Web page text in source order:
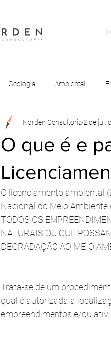
Geologia Ambiental
O que é e
Norden Consultoria2 de jul.
O licenciamento ambiental
Nacional do Meio Ambiente
TODOS OS
NATURAIS OU QUE
DEGRADAÇÃO AO MEIO
Trata-se de um
qual é autorizada a
empreendimentos e/ou